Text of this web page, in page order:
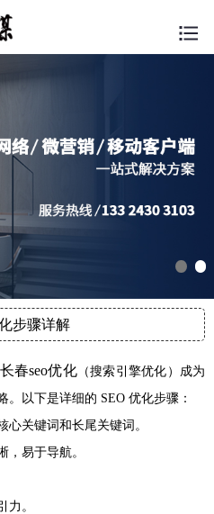
步骤详解
长春seo优化（搜索引擎优化）成为
以下是详细的 SEO 优化步骤：
心关键词和长尾关键词。
，易于导航。
力。